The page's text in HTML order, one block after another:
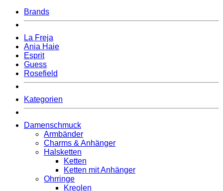
Brands
La Freja
Ania Haie
Esprit
Guess
Rosefield
Kategorien
Damenschmuck
Armbänder
Charms & Anhänger
Halsketten
Ketten
Ketten mit Anhänger
Ohrringe
Kreolen